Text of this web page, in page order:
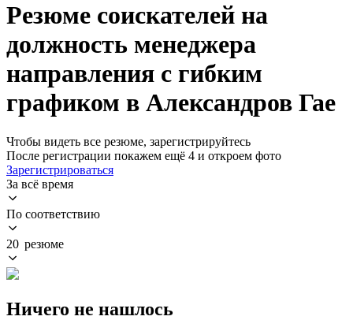
Резюме соискателей на
должность менеджера
направления с гибким
графиком в Александров Гае
Чтобы видеть все резюме, зарегистрируйтесь
После регистрации покажем ещё 4 и откроем фото
Зарегистрироваться
За всё время
По соответствию
20 резюме
Ничего не нашлось